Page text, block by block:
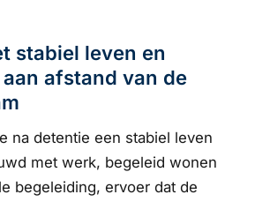
stabiel leven en
afstand van de
na detentie een stabiel leven
met werk, begeleid wonen
begeleiding, ervoer dat de